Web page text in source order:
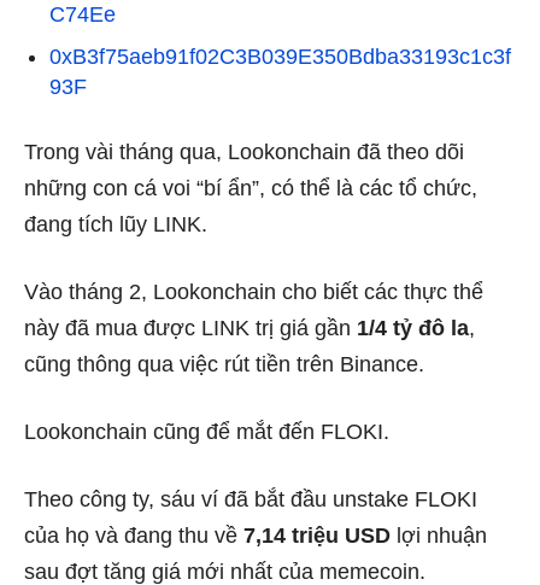
C74Ee
0xB3f75aeb91f02C3B039E350Bdba33193c1c3f
93F
Trong vài tháng qua, Lookonchain đã theo dõi
những con cá voi “bí ẩn”, có thể là các tổ chức,
đang tích lũy LINK.
Vào tháng 2, Lookonchain cho biết các thực thể
này đã mua được LINK trị giá gần 1/4 tỷ đô la,
cũng thông qua việc rút tiền trên Binance.
Lookonchain cũng để mắt đến FLOKI.
Theo công ty, sáu ví đã bắt đầu unstake FLOKI
của họ và đang thu về 7,14 triệu USD lợi nhuận
sau đợt tăng giá mới nhất của memecoin.